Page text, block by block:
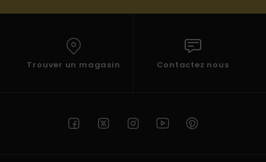
Trouver un magasin Contactez nous